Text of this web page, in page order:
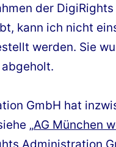
der
kann ich nicht
werden. Sie
GmbH hat
„AG München
Administration